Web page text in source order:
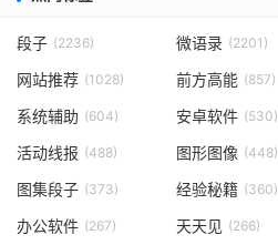
段子 (2236) 微语录 (2201)
网站推荐 (1028) 前方高能 (857)
系统辅助 (604) 安卓软件 (530)
活动线报 (488) 图形图像 (448)
图集段子 (373) 经验秘籍 (360)
办公软件 (267) 天天见 (266)